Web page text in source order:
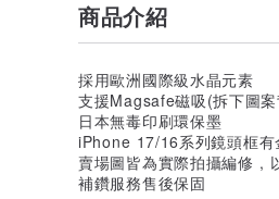
商品介紹
採用歐洲國際級水晶元素
支援Magsafe磁吸(拆下圖
日本無毒印刷環保墨
iPhone 17/16系列鏡頭框
賣場圖皆為實際拍攝編修 ,
補鑽服務售後保固